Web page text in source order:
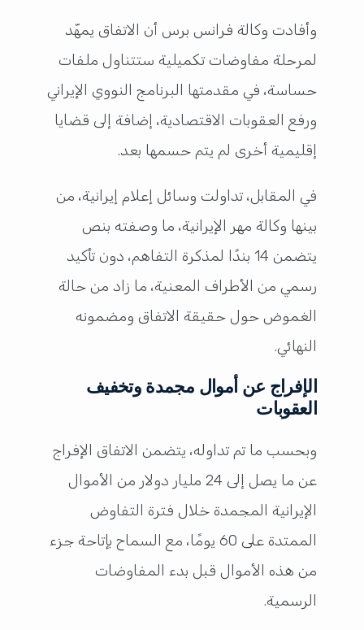
وأفادت وكالة فرانس برس أن الاتفاق يمهّد
لمرحلة مفاوضات تكميلية ستتناول ملفات
حساسة، في مقدمتها البرنامج النووي الإيراني
ورفع العقوبات الاقتصادية، إضافة إلى قضايا
إقليمية أخرى لم يتم حسمها بعد.
في المقابل، تداولت وسائل إعلام إيرانية، من
بينها وكالة مهر الإيرانية، ما وصفته بنص
يتضمن 14 بندًا لمذكرة التفاهم، دون تأكيد
رسمي من الأطراف المعنية، ما زاد من حالة
الغموض حول حقيقة الاتفاق ومضمونه
النهائي.
الإفراج عن أموال مجمدة وتخفيف
العقوبات
وبحسب ما تم تداوله، يتضمن الاتفاق الإفراج
عن ما يصل إلى 24 مليار دولار من الأموال
الإيرانية المجمدة خلال فترة التفاوض
الممتدة على 60 يومًا، مع السماح بإتاحة جزء
من هذه الأموال قبل بدء المفاوضات
الرسمية.